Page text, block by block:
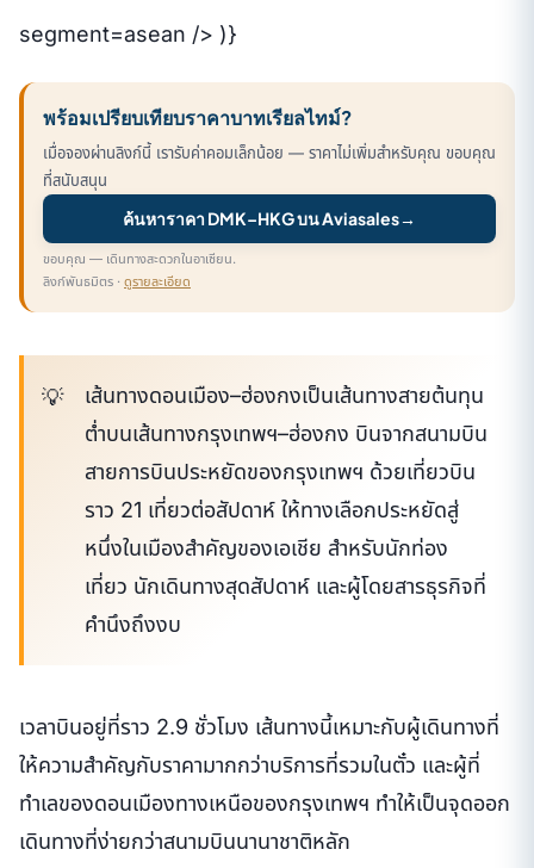
segment=asean /> )}
พร้อมเปรียบเทียบราคาบาทเรียลไทม์?
เมื่อจองผ่านลิงก์นี้ เรารับค่าคอมเล็กน้อย — ราคาไม่เพิ่มสำหรับคุณ ขอบคุณ
ที่สนับสนุน
ค้นหาราคา DMK–HKG บน Aviasales→
ขอบคุณ — เดินทางสะดวกในอาเซียน.
ลิงก์พันธมิตร · ดูรายละเอียด
เส้นทางดอนเมือง–ฮ่องกงเป็นเส้นทางสายต้นทุน
ต่ำบนเส้นทางกรุงเทพฯ–ฮ่องกง บินจากสนามบิน
สายการบินประหยัดของกรุงเทพฯ ด้วยเที่ยวบิน
ราว 21 เที่ยวต่อสัปดาห์ ให้ทางเลือกประหยัดสู่
หนึ่งในเมืองสำคัญของเอเชีย สำหรับนักท่อง
เที่ยว นักเดินทางสุดสัปดาห์ และผู้โดยสารธุรกิจที่
คำนึงถึงงบ
เวลาบินอยู่ที่ราว 2.9 ชั่วโมง เส้นทางนี้เหมาะกับผู้เดินทางที่
ให้ความสำคัญกับราคามากกว่าบริการที่รวมในตั๋ว และผู้ที่
ทำเลของดอนเมืองทางเหนือของกรุงเทพฯ ทำให้เป็นจุดออก
เดินทางที่ง่ายกว่าสนามบินนานาชาติหลัก